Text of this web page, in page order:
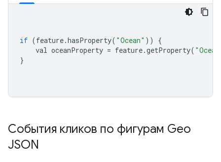
if (feature.hasProperty( "Ocean" ))
{
val oceanProperty = feature.getProperty(
}
События кликов по фигурам Geo
JSON